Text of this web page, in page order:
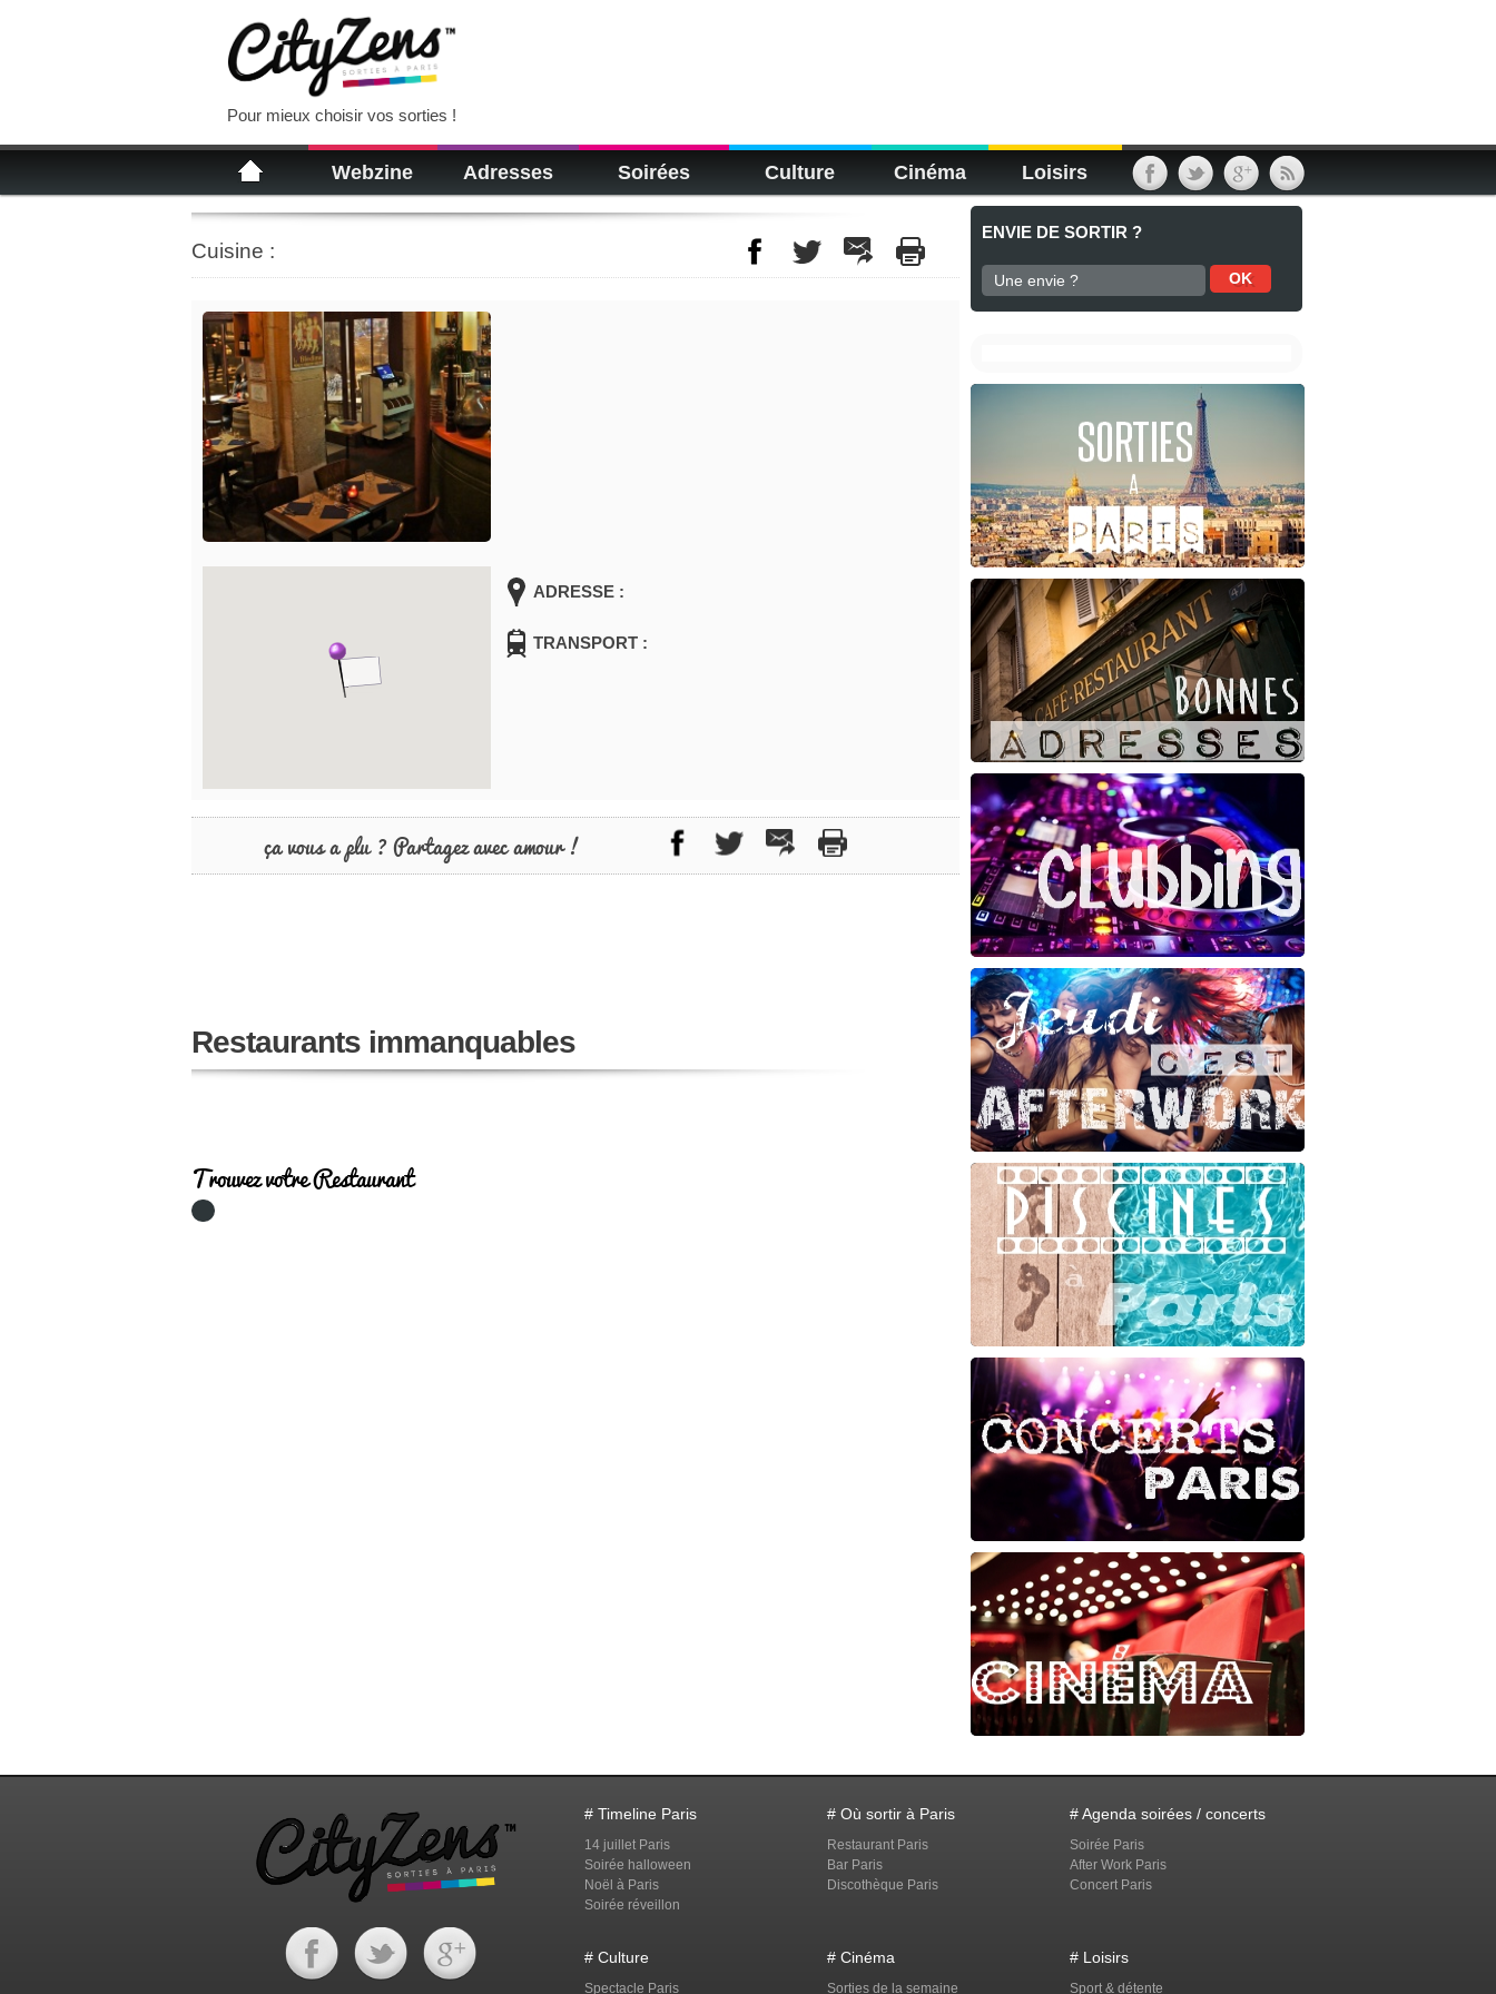
Pour mieux choisir vos sorties !
Webzine Adresses Soirées Culture Cinéma Loisirs
Cuisine :
ADRESSE :
TRANSPORT :
ça vous a plu ? Partagez avec amour !
Restaurants immanquables
Trouvez votre Restaurant
ENVIE DE SORTIR ?
# Timeline Paris
14 juillet Paris
Soirée halloween
Noël à Paris
Soirée réveillon
# Où sortir à Paris
Restaurant Paris
Bar Paris
Discothèque Paris
# Agenda soirées / concerts
Soirée Paris
After Work Paris
Concert Paris
# Culture
Spectacle Paris
# Cinéma
Sorties de la semaine
# Loisirs
Sport & détente